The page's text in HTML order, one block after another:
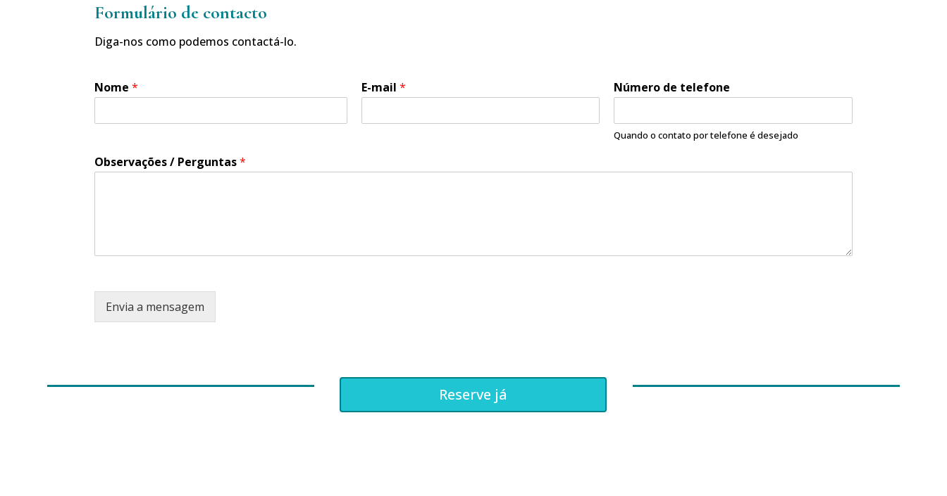
Formulário de contacto
Diga-nos como podemos contactá-lo.
Nome* E-mail * Número de telefone
Quando o contato por telefone é desejado
Observações / Perguntas*
Envia a mensagem
Reserve já